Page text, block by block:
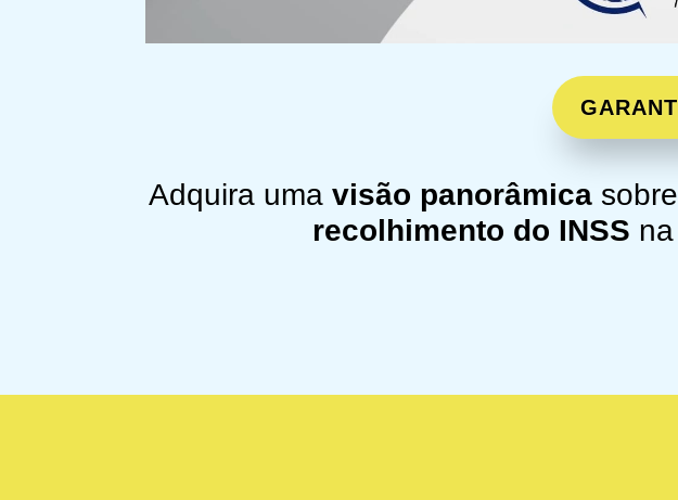
Adquira uma visão panorâmica
recolhimento do INSS